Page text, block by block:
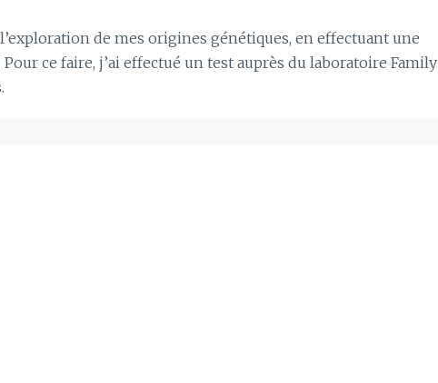
de mes origines génétiques, en effectuant une
ce faire, j’ai effectué un test auprès du laboratoire Family